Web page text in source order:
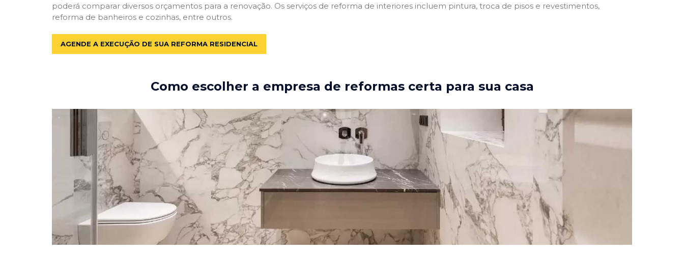
poderá comparar diversos orçamentos para a renovação. Os serviços de reforma de interiores incluem pintura, troca de pisos e revestimentos,
reforma de banheiros e cozinhas, entre outros.
AGENDE A EXECUÇÃO DE SUA REFORMA RESIDENCIAL
Como escolher a empresa de reformas certa para sua casa